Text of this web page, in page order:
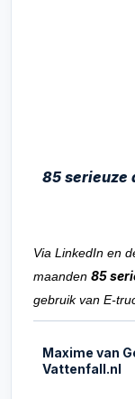
85 serieuze
Via LinkedIn en
maanden 85
gebruik van E-
Maxime van
Vattenfall.nl